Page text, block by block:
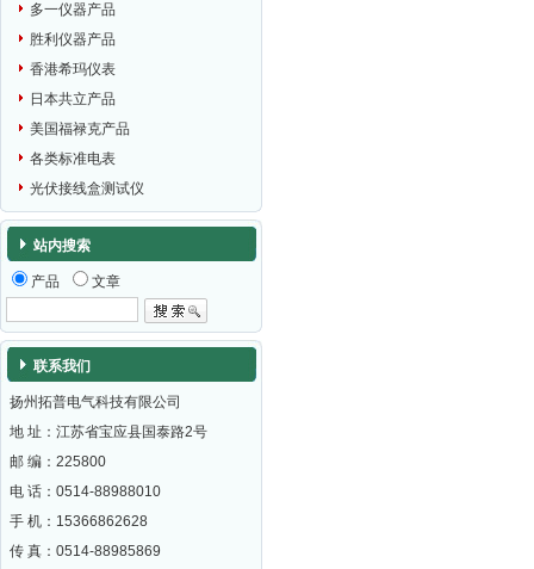
多一仪器产品
胜利仪器产品
香港希玛仪表
日本共立产品
美国福禄克产品
各类标准电表
光伏接线盒测试仪
站内搜索
产品 文章
联系我们
扬州拓普电气科技有限公司
地 址：江苏省宝应县国泰路2号
邮 编： 225800
电 话：0514-88988010
手 机：15366862628
传 真：0514-88985869